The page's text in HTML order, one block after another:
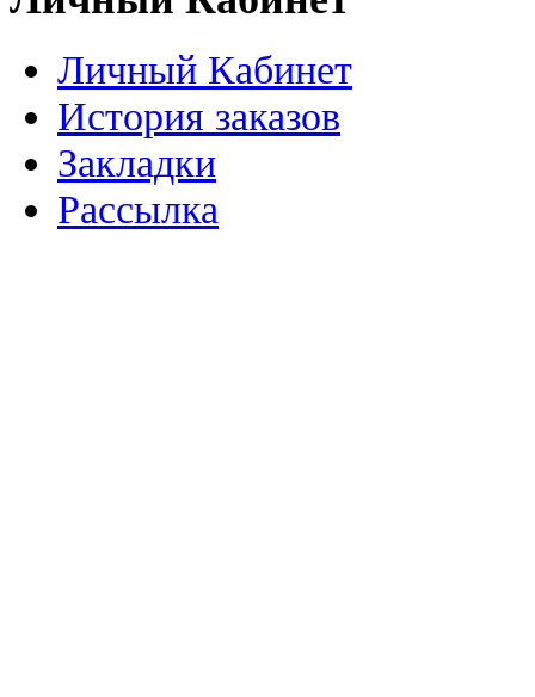
Личный Кабинет
История заказов
Закладки
Рассылка